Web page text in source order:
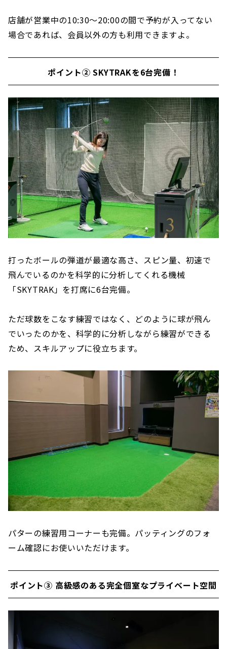
店舗が営業中の10:30〜20:00の間で予約が入ってない
場合であれば、会員以外の方も利用できますよ。
ポイント② SKYTRAKを6台完備！
打ったボールの弾道が最適な高さ、スピン量、初速で
飛んでいるのかを科学的に分析してくれる機械
「SKYTRAK」を打席に6台完備。
ただ球数をこなす練習ではなく、どのように球が飛ん
でいったのかを、科学的に分析しながら練習ができる
ため、スキルアップに役立ちます。
パターの練習用コーナーも完備。パッティングのフォ
ーム確認にお使いいただけます。
ポイント③ 高級感のある完全個室なプライベート空間